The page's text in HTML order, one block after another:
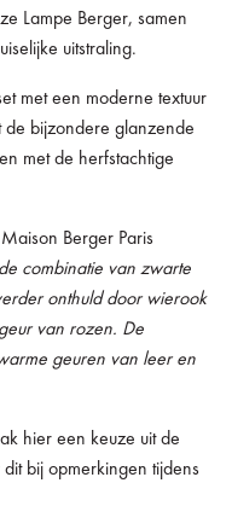
Lampe Berger, samen
uitstraling.
met een moderne textuur
de bijzondere glanzende
met de herfstachtige
Berger Paris
combinatie van zwarte
onthuld door wierook
van rozen. De
geuren van leer en
hier een keuze uit de
bij opmerkingen tijdens